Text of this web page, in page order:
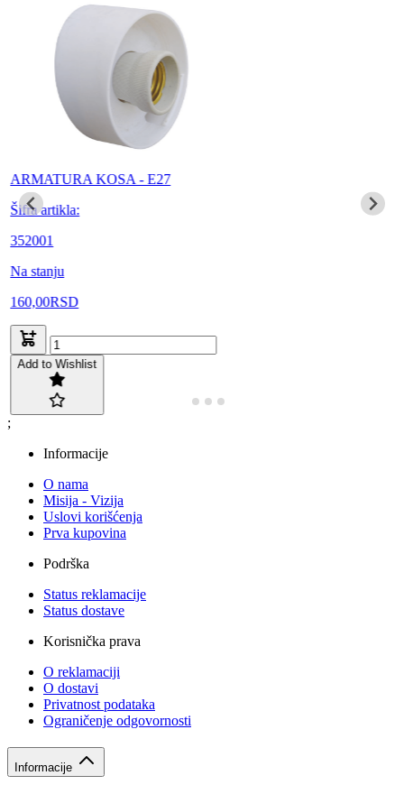
ARMATURA KOSA - E27
Šifra artikla:
352001
Na stanju
160,00RSD
Add to Wishlist
;
Informacije
O nama
Misija - Vizija
Uslovi korišćenja
Prva kupovina
Podrška
Status reklamacije
Status dostave
Korisnička prava
O reklamaciji
O dostavi
Privatnost podataka
Ograničenje odgovornosti
Informacije